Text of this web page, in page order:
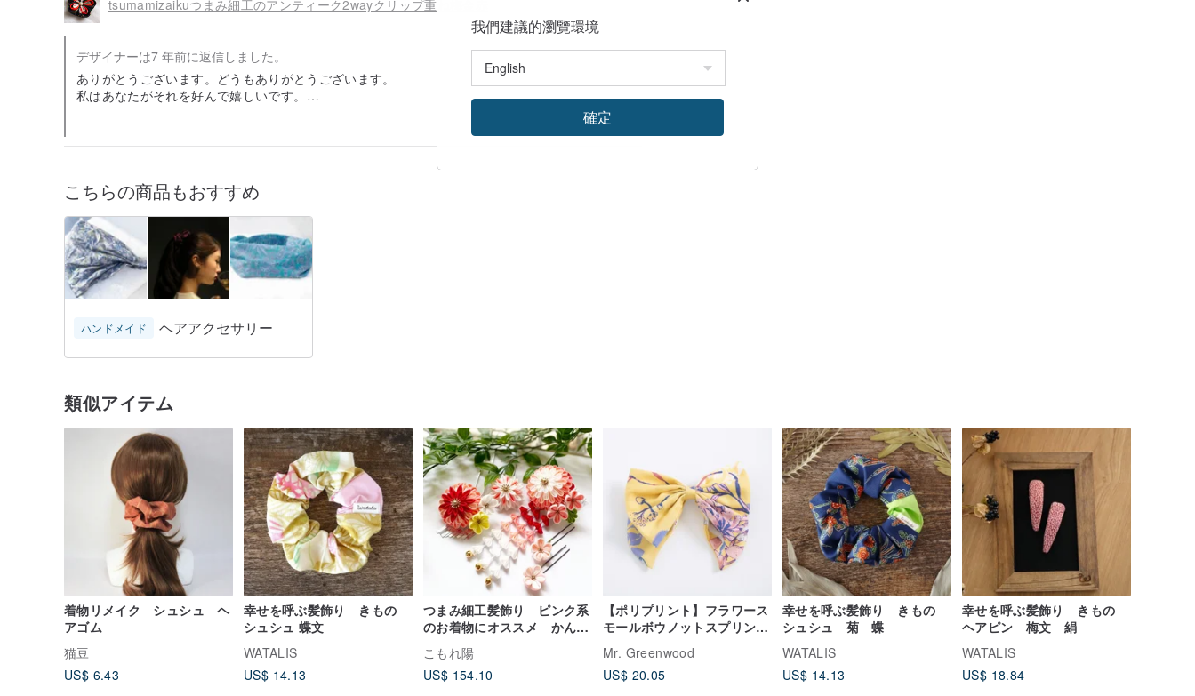
tsumamizaikuつまみ細工のアンティーク2wayクリップ重ね梅金赤
デザイナーは7 年前に返信しました。
ありがとうございます。どうもありがとうございます。
私はあなたがそれを好んで嬉しいです。
もっと見る
こちらの商品もおすすめ
ハンドメイド ヘアアクセサリー
類似アイテム
着物リメイク シュシュ ヘ
アゴム
猫豆
US$ 6.43
幸せを呼ぶ髪飾り きもの
シュシュ 蝶文
WATALIS
US$ 14.13
つまみ細工髪飾り ピンク系
のお着物にオススメ かんざ
こもれ陽
US$ 154.10
【ポリプリント】フラワース
モールボウノットスプリング
イーンプティアイエロー
Mr. Greenwood
US$ 20.05
幸せを呼ぶ髪飾り きもの
シュシュ 菊 蝶
WATALIS
US$ 14.13
幸せを呼ぶ髪飾り きもの
ヘアピン 梅文 絹
WATALIS
US$ 18.84
我們建議的瀏覽環境
確定